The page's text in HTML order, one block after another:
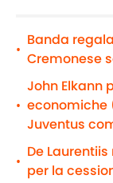
•
Banda
Cremonese
•
John Elkann
economiche
Juventus
•
De
per la